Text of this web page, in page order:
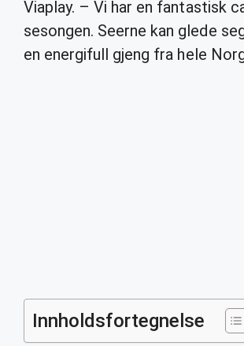
Viaplay. – Vi har en fantastisk
sesongen. Seerne kan glede
en energifull gjeng fra hele
Innholdsfortegnelse